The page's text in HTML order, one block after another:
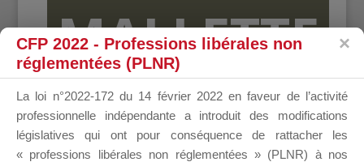
MALLETTE
DU
CFP 2022 - Professions libérales non
réglementées (PLNR)
La loi n°2022-172 du 14 février 2022 en faveur de l’activité
professionnelle indépendante a introduit des modifications
législatives qui ont pour conséquence de rattacher les
« professions libérales non réglementées » (PLNR) à nos